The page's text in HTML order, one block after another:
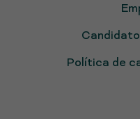
Política de